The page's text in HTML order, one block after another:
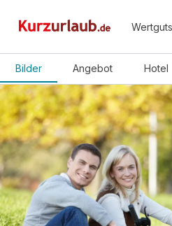
Bilder Angebot Hotel